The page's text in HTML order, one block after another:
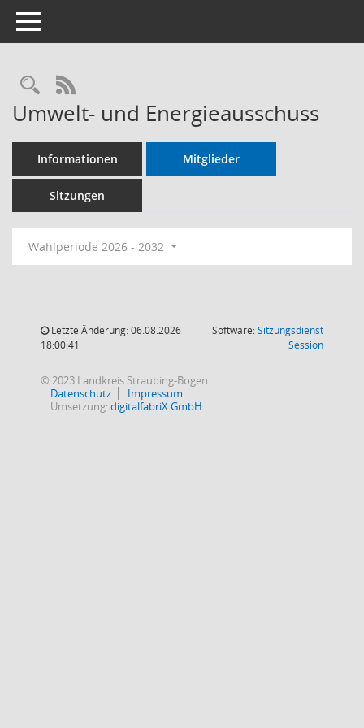
Toggle navigation
RSS-Feed
Umwelt- und Energieausschuss
Informationen Mitglieder
Sitzungen
Wahlperiode 2026 - 2032
Letzte Änderung: 06.08.2026
18:00:41
Software:Sitzungsdienst
Session(Wird in
© 2023 Landkreis Straubing-Bogen
Datenschutz
Impressum
Umsetzung:digitalfabriX GmbH